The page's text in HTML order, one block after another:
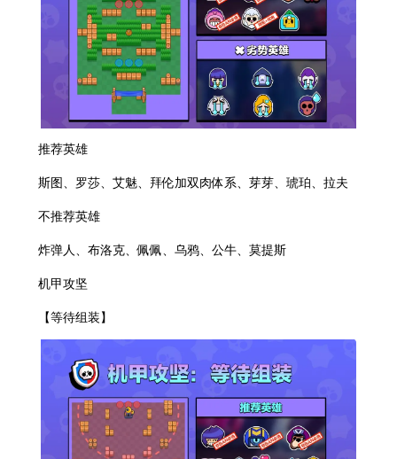
推荐英雄
斯图、罗莎、艾魅、拜伦加双肉体系、芽芽、琥珀、拉夫
不推荐英雄
炸弹人、布洛克、佩佩、乌鸦、公牛、莫提斯
机甲攻坚
【等待组装】